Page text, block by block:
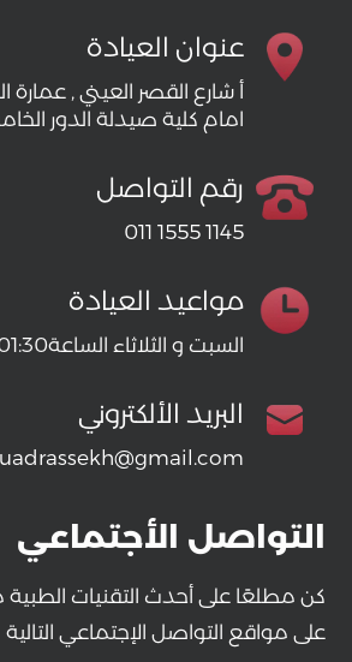
التواصل الأجتماعي
كن مطلعًا على أحدث التقنيات الطبية
على مواقع التواصل الإجتماعي التالية
عنوان العيادة
امام كلية صيدلة الدور
رقم التواصل
011 1555 1145
مواعيد العيادة
السبت و الثلاثاء الساعة01:30 ظهراً
البريد الألكتروني